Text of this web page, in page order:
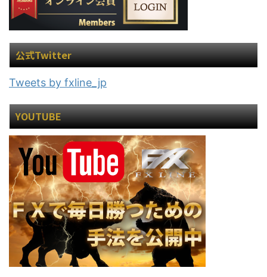
公式Twitter
Tweets by fxline_jp
YOUTUBE